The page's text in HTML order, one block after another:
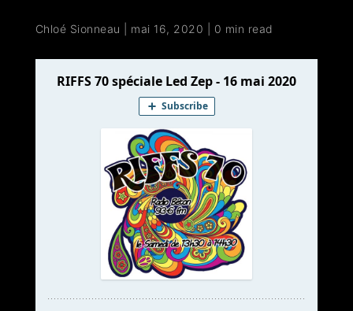
Chloé Sionneau mai 16, 2020 0 min read